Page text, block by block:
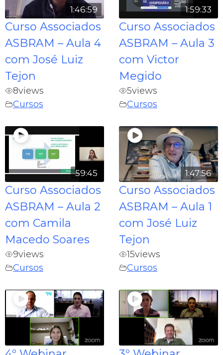
1:46:59
Curso Associados
ASBRAM – Aula 4
com José Luiz
Tejon
8views
Cursos
1:59:33
Curso Associados
ASBRAM – Aula 3
com Victor
Megido
5views
Cursos
59:45
Curso Associados
ASBRAM – Aula 2
com Camila
Macedo Soares
9views
Cursos
1:47:56
Curso Associados
ASBRAM – Aula 1
com José Luiz
Tejon
15views
Cursos